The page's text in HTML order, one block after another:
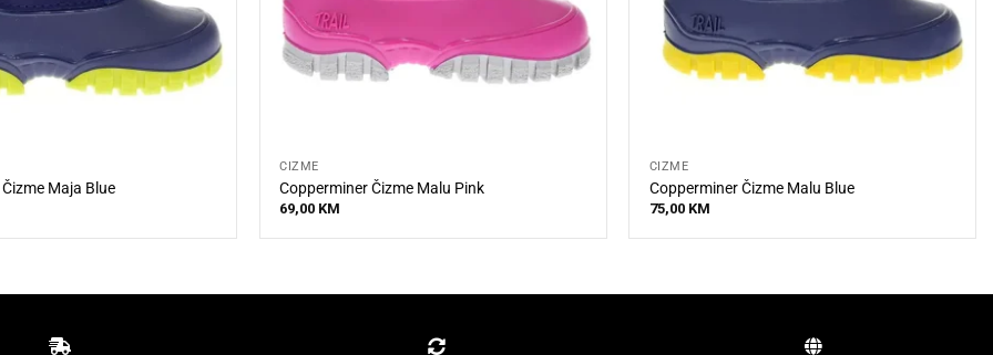
Maja Blue
ČIZME
Copperminer Čizme Malu Pink
69,00 KM
ČIZME
Copperminer Čizme Malu Blue
75,00 KM